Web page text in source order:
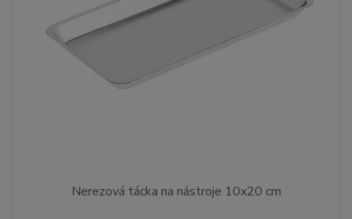
Nerezová tácka na nástroje 10x20 cm